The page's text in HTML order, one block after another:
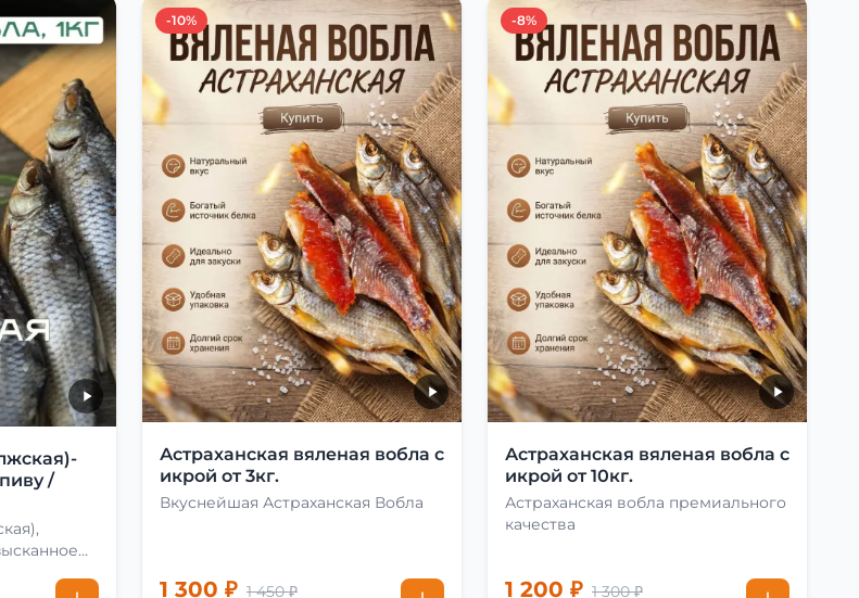
/
-10%
Астраханская вяленая вобла с
икрой от 3кг.
Вкуснейшая Астраханская Вобла
1 300 ₽ 1 450 ₽
-8%
Астраханская вяленая вобла с
икрой от 10кг.
Астраханская вобла премиального
качества
1 200 ₽ 1 300 ₽